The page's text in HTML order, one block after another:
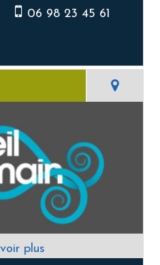
06 98 23 45 61